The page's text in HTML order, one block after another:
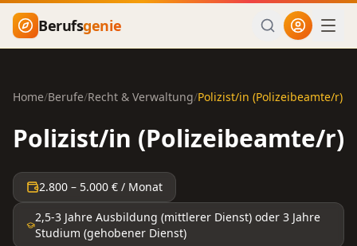
Zum Hauptinhalt springen
Berufsgenie
Home/Berufe/Recht & Verwaltung/Polizist/in (Polizeibeamte/r)
Polizist/in (Polizeibeamte/r)
2.800 – 5.000 € / Monat
2,5-3 Jahre Ausbildung (mittlerer Dienst) oder 3 Jahre
Studium (gehobener Dienst)